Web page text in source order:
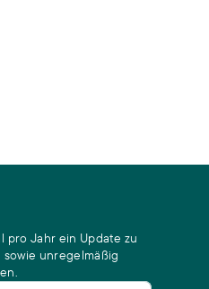
pro Jahr ein Update zu
unregelmäßig